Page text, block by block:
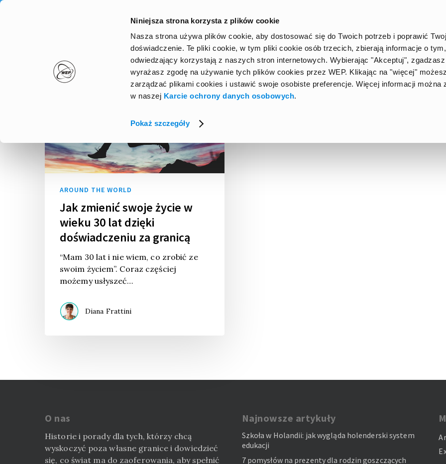
Niniejsza strona korzysta z plików cookie
Nasza strona używa plików cookie, aby dostosować się do Twoich potrzeb i poprawić
doświadczenie. Te pliki cookie, w tym pliki cookie osób trzecich, zbierają informacje o
odwiedzający korzystają z naszych stron internetowych. Wybierając "Akceptuj",
wyrażasz zgodę na używanie tych plików cookies przez WEP. Klikając na "więcej" możesz
zarządzać plikami cookies i ustawić swoje osobiste preferencje. Więcej informacji można
w naszej Karcie ochrony danych osobowych.
Pokaż szczegóły
Skip
HOME
AROUND THE WORLD
Jak zmienić swoje życie w
wieku 30 lat dzięki
doświadczeniu za granicą
“Mam 30 lat i nie wiem, co zrobić ze
swoim życiem”. Coraz częściej
możemy usłyszeć…
Diana Frattini
O nas
Historie i porady dla tych, którzy chcą
wyskoczyć poza własne granice i dowiedzieć
się, co świat ma do zaoferowania, aby spełnić
Najnowsze artykuły
Szkoła w Holandii: jak wygląda holenderski system
edukacji
7 pomysłów na prezenty dla rodzin goszczących